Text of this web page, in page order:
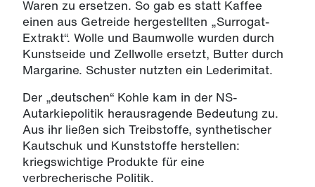
Waren zu ersetzen. So gab es statt Kaffee
einen aus Getreide hergestellten „Surrogat-
Extrakt“. Wolle und Baumwolle wurden durch
Kunstseide und Zellwolle ersetzt, Butter durch
Margarine. Schuster nutzten ein Lederimitat.
Der „deutschen“ Kohle kam in der NS-
Autarkiepolitik herausragende Bedeutung zu.
Aus ihr ließen sich Treibstoffe, synthetischer
Kautschuk und Kunststoffe herstellen:
kriegswichtige Produkte für eine
verbrecherische Politik.